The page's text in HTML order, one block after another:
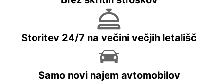
Storitev 24/7 na večini večjih letališč
Samo novi najem avtomobilov